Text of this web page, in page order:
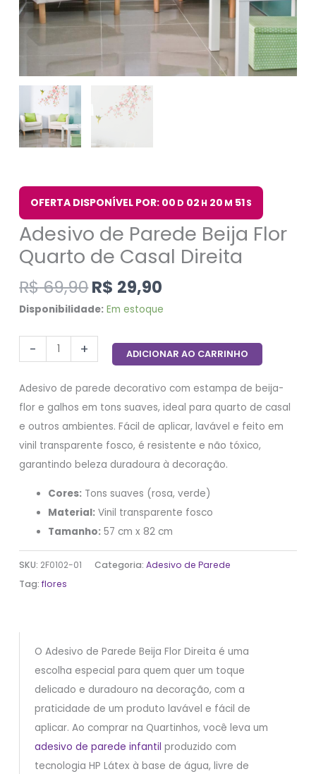
OFERTA DISPONÍVEL POR: 00 D 02 H 20 M 50S
Adesivo de Parede Beija Flor
Quarto de Casal Direita
R$69,90R$ 29,90
Disponibilidade: Em estoque
- + ADICIONAR AO CARRINHO
Adesivo de parede decorativo com estampa de beija-
flor e galhos em tons suaves, ideal para quarto de casal
e outros ambientes. Fácil de aplicar, lavável e feito em
vinil transparente fosco, é resistente e não tóxico,
garantindo beleza duradoura à decoração.
Cores: Tons suaves (rosa, verde)
Material: Vinil transparente fosco
Tamanho: 57 cm x 82 cm
SKU: 2F0102-01 Categoria:Adesivo de Parede
Tag:flores
O Adesivo de Parede Beija Flor Direita é uma
escolha especial para quem quer um toque
delicado e duradouro na decoração, com a
praticidade de um produto lavável e fácil de
aplicar. Ao comprar na Quartinhos, você leva um
adesivo de parede infantil produzido com
tecnologia HP Látex à base de água, livre de